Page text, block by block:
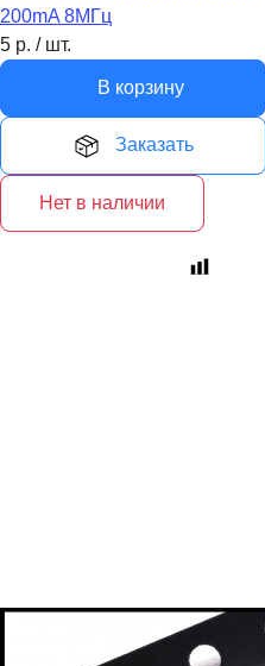
200mA 8МГц
5 р. / шт.
В корзину
Заказать
Нет в наличии